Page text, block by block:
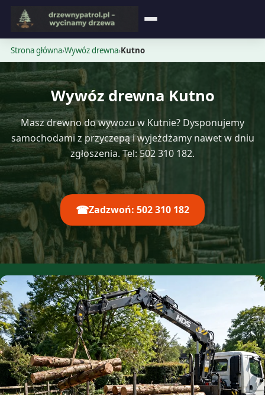
Strona główna
Opinie
Cennik
Kontakt
Strona główna›Wywóz drewna›Kutno
Wywóz drewna Kutno
Masz drewno do wywozu w Kutnie? Dysponujemy
samochodami z przyczepą i wyjeżdżamy nawet w dniu
zgłoszenia. Tel: 502 310 182.
☎Zadzwoń: 502 310 182